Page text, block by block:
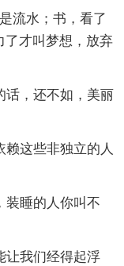
流水；书，看了
了才叫梦想，放弃
话，还不如，美丽
赖这些非独立的人
装睡的人你叫不
让我们经得起浮